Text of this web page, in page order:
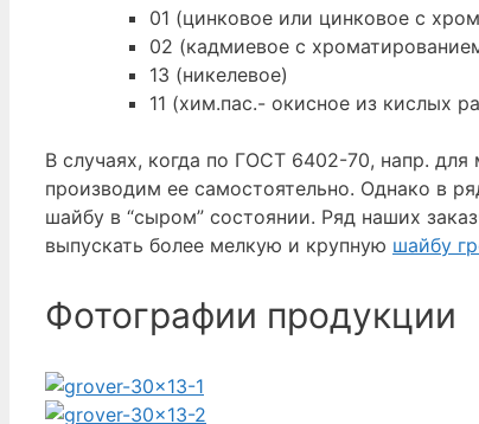
01 (цинковое или цинковое с
02 (кадмиевое с
13 (никелевое)
11 (хим.пас.- окисное из кислых
В случаях, когда по ГОСТ 6402-70, напр.
производим ее самостоятельно. Однако в
шайбу в “сыром” состоянии. Ряд наших
выпускать более мелкую и крупную шайбу
Фотографии продукции